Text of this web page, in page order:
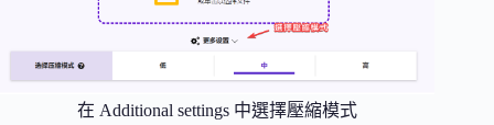
在 Additional settings 中選擇壓縮模式